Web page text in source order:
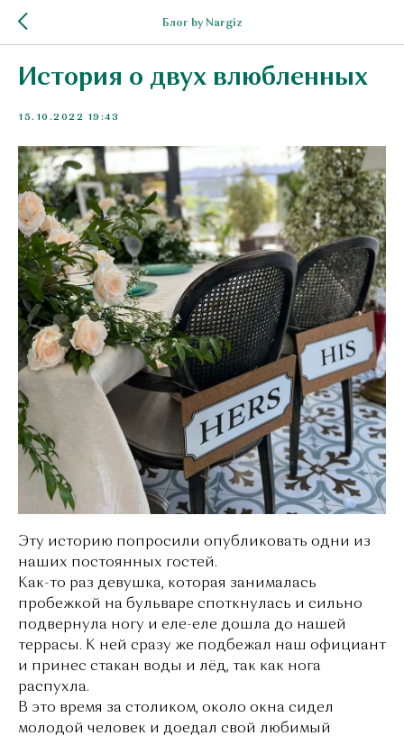
Блог by Nargiz
История о двух влюбленных
15.10.2022 19:43
Эту историю попросили опубликовать одни из
наших постоянных гостей.
Как-то раз девушка, которая занималась
пробежкой на бульваре споткнулась и сильно
подвернула ногу и еле-еле дошла до нашей
террасы. К ней сразу же подбежал наш официант
и принес стакан воды и лёд, так как нога
распухла.
В это время за столиком, около окна сидел
молодой человек и доедал свой любимый